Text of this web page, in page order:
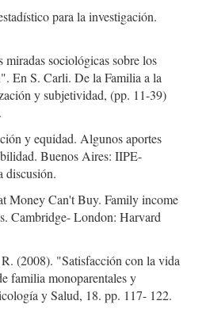
para la investigación.
sociológicas sobre los
En S. Carli. De la Familia a la
y subjetividad, (pp. 11-39)
y equidad. Algunos aportes
Buenos Aires: IIPE-
discusión.
Money Can't Buy. Family income
Cambridge- London: Harvard
(2008). "Satisfacción con la vida
familia monoparentales y
y Salud, 18. pp. 117- 122.